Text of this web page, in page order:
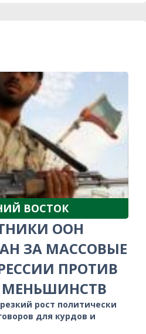
ВОСТОК
ООН
ЗА МАССОВЫЕ
ПРОТИВ
МЕНЬШИНСТВ
рост политически
для курдов и